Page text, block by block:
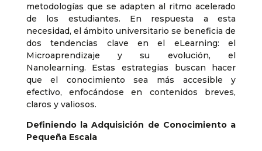
metodologías que se adapten al ritmo acelerado
de los estudiantes. En respuesta a esta
necesidad, el ámbito universitario se beneficia de
dos tendencias clave en el eLearning: el
Microaprendizaje y su evolución, el
Nanolearning. Estas estrategias buscan hacer
que el conocimiento sea más accesible y
efectivo, enfocándose en contenidos breves,
claros y valiosos.
Definiendo la Adquisición de Conocimiento a
Pequeña Escala